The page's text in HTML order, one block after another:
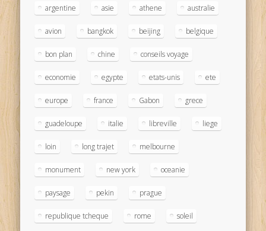
argentine asie athene australie
avion bangkok beijing belgique
bon plan chine conseils voyage
economie egypte etats-unis ete
europe france Gabon grece
guadeloupe italie libreville liege
loin long trajet melbourne
monument new york oceanie
paysage pekin prague
republique tcheque rome soleil